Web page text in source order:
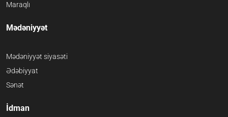
Maraqlı
Mədəniyyət
Mədəniyyət siyasəti
Ədəbiyyat
Sənət
İdman